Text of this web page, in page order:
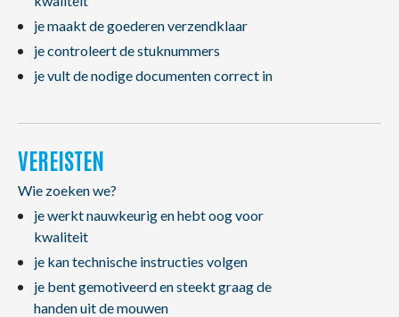
je maakt de goederen verzendklaar
je controleert de stuknummers
je vult de nodige documenten correct in
VEREISTEN
Wie zoeken we?
je werkt nauwkeurig en hebt oog voor
kwaliteit
je kan technische instructies volgen
je bent gemotiveerd en steekt graag de
handen uit de mouwen